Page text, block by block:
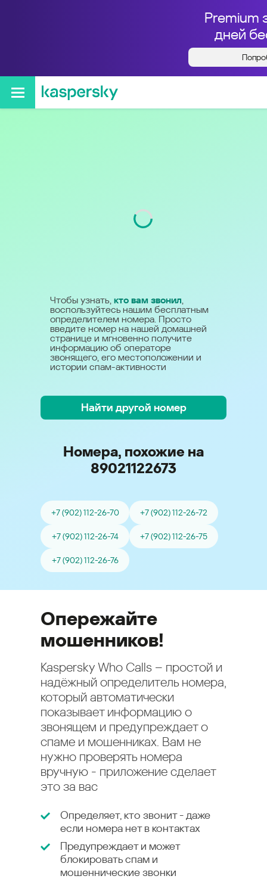
Premium
дней
Кто звонил с номера
+79021122673
Чтобы узнать, кто вам звонил,
воспользуйтесь нашим бесплатным
определителем номера. Просто
введите номер на нашей домашней
странице и мгновенно получите
информацию об операторе
звонящего, его местоположении и
истории спам-активности
Найти другой номер
Номера, похожие на
89021122673
+7 (902) 112-26-70 +7 (902) 112-26-72
+7 (902) 112-26-74 +7 (902) 112-26-75
+7 (902) 112-26-76
Опережайте
мошенников!
Kaspersky Who Calls – простой и
надёжный определитель номера,
который автоматически
показывает информацию о
звонящем и предупреждает о
спаме и мошенниках. Вам не
нужно проверять номера
вручную - приложение сделает
это за вас
Определяет, кто звонит - даже
если номера нет в контактах
Предупреждает и может
блокировать спам и
мошеннические звонки